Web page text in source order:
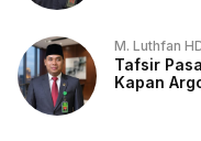
M. Luthfan
Tafsir
Kapan